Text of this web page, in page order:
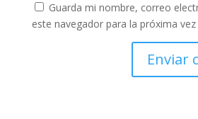
Guarda mi nombre, correo
este navegador para la próxima